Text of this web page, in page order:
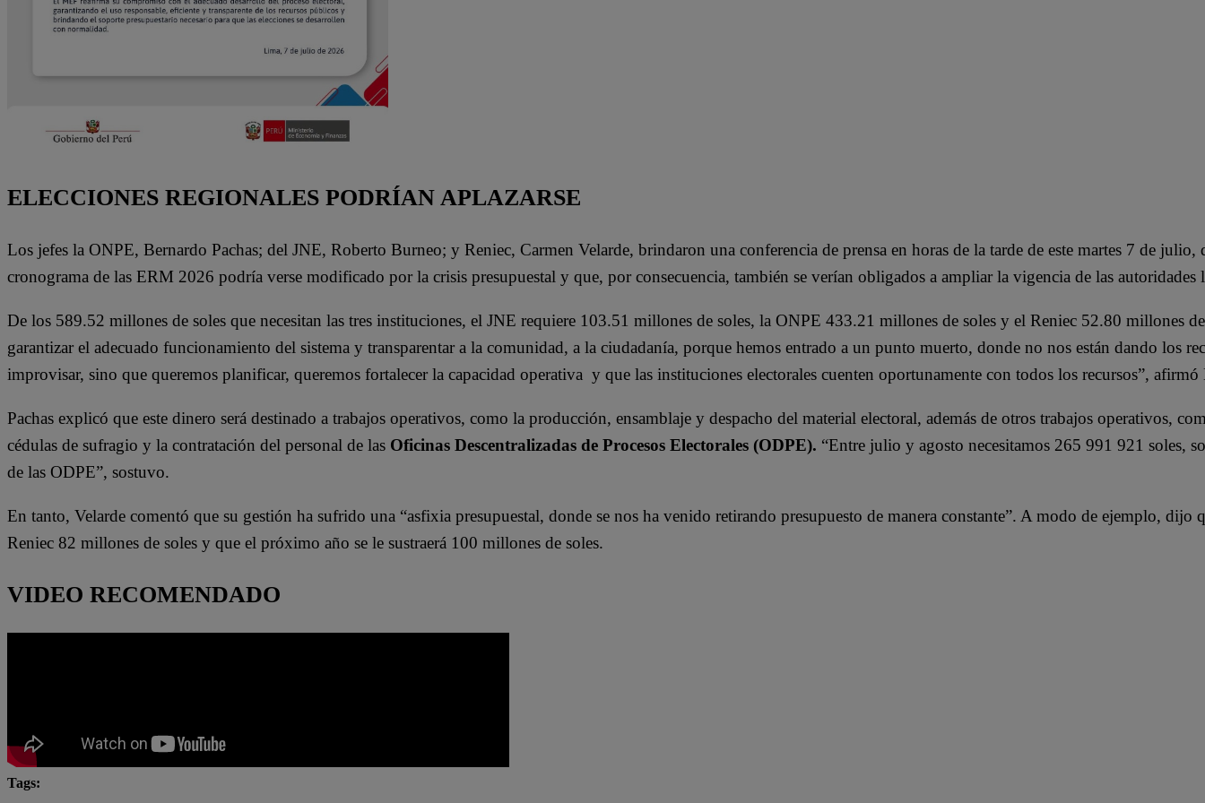
ELECCIONES REGIONALES PODRÍAN APLAZARSE
Los jefes la ONPE, Bernardo Pachas; del JNE, Roberto Burneo; y Reniec, Carmen Velarde, brindaron una conferencia de prensa en horas de la tarde de este martes 7 de
cronograma de las ERM 2026 podría verse modificado por la crisis presupuestal y que, por consecuencia, también se verían obligados a ampliar la vigencia de las autoridades
De los 589.52 millones de soles que necesitan las tres instituciones, el JNE requiere 103.51 millones de soles, la ONPE 433.21 millones de soles y el Reniec 52.80 millones
garantizar el adecuado funcionamiento del sistema y transparentar a la comunidad, a la ciudadanía, porque hemos entrado a un punto muerto, donde no nos están dando los
improvisar, sino que queremos planificar, queremos fortalecer la capacidad operativa y que las instituciones electorales cuenten oportunamente con todos los recursos”,
Pachas explicó que este dinero será destinado a trabajos operativos, como la producción, ensamblaje y despacho del material electoral, además de otros trabajos operativos,
cédulas de sufragio y la contratación del personal de las Oficinas Descentralizadas de Procesos Electorales (ODPE). “Entre julio y agosto necesitamos 265 991 921 soles,
de las ODPE”, sostuvo.
En tanto, Velarde comentó que su gestión ha sufrido una “asfixia presupuestal, donde se nos ha venido retirando presupuesto de manera constante”. A modo de ejemplo, dijo
Reniec 82 millones de soles y que el próximo año se le sustraerá 100 millones de soles.
VIDEO RECOMENDADO
Tags: